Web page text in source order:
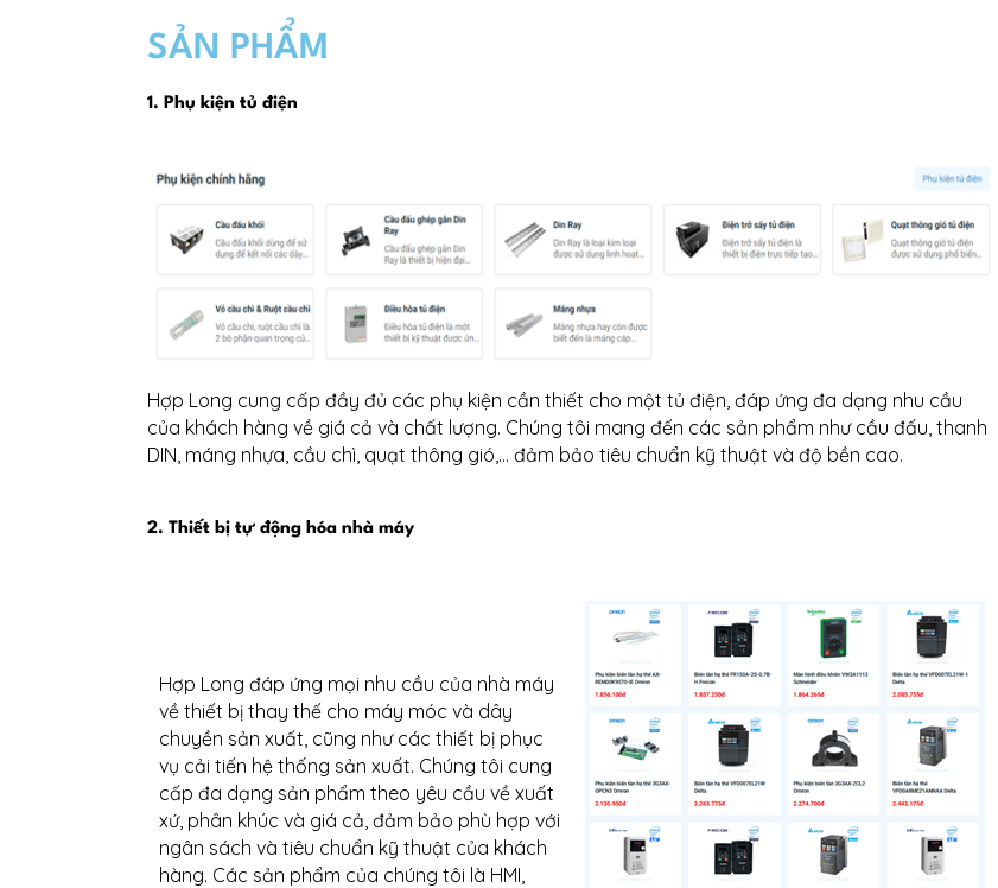
SẢN PHẨM
1. Phụ kiện tủ điện
Hợp Long cung cấp đầy đủ các phụ kiện cần thiết cho một tủ điện, đáp ứng đa dạng nhu cầu
của khách hàng về giá cả và chất lượng. Chúng tôi mang đến các sản phẩm như cầu đấu, thanh
DIN, máng nhựa, cầu chì, quạt thông gió,… đảm bảo tiêu chuẩn kỹ thuật và độ bền cao.
2. Thiết bị tự động hóa nhà máy
Hợp Long đáp ứng mọi nhu cầu của nhà máy
về thiết bị thay thế cho máy móc và dây
chuyền sản xuất, cũng như các thiết bị phục
vụ cải tiến hệ thống sản xuất. Chúng tôi cung
cấp đa dạng sản phẩm theo yêu cầu về xuất
xứ, phân khúc và giá cả, đảm bảo phù hợp với
ngân sách và tiêu chuẩn kỹ thuật của khách
hàng. Các sản phẩm của chúng tôi là HMI,